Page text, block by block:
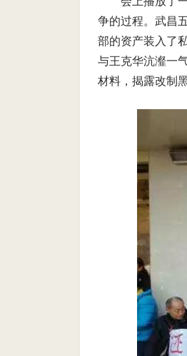
争的过程。武昌
部的资产装入了
与王克华沆瀣一
材料，揭露改制